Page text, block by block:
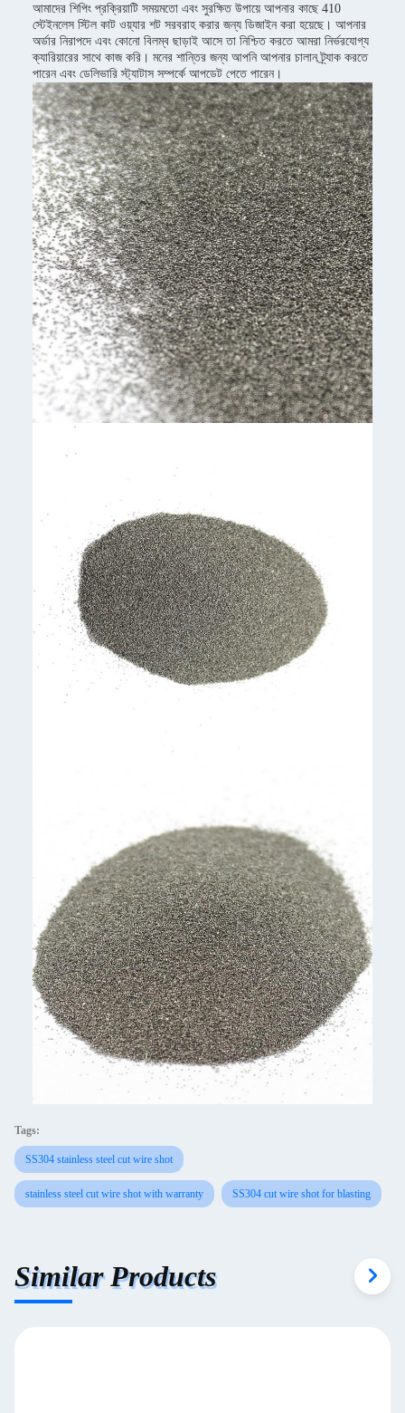
আমাদের শিপিং প্রক্রিয়াটি সময়মতো এবং সুরক্ষিত উপায়ে আপনার কাছে 410
স্টেইনলেস স্টিল কাট ওয়্যার শট সরবরাহ করার জন্য ডিজাইন করা হয়েছে। আপনার
অর্ডার নিরাপদে এবং কোনো বিলম্ব ছাড়াই আসে তা নিশ্চিত করতে আমরা নির্ভরযোগ্য
ক্যারিয়ারের সাথে কাজ করি। মনের শান্তির জন্য আপনি আপনার চালান ট্র্যাক করতে
পারেন এবং ডেলিভারি স্ট্যাটাস সম্পর্কে আপডেট পেতে পারেন।
Tags:
SS304 stainless steel cut wire shot
stainless steel cut wire shot with warranty SS304 cut wire shot for blasting
Similar Products